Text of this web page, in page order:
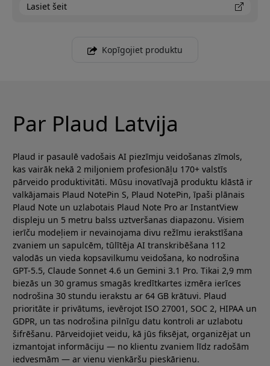
Lasiet šeit
Kopīgojiet produktu
Par Plaud Latvija
Plaud ir pasaulē vadošais AI piezīmju veidošanas zīmols,
kas vairāk nekā 2 miljoniem profesionāļu 170+ valstīs
pārveido produktivitāti. Mūsu inovatīvajā produktu klāstā ir
valkājamais Plaud NotePin S, Plaud NotePin, īpaši plānais
Plaud Note un uzlabotais Plaud Note Pro ar InstantView
displeju un 5 metru balss uztveršanas diapazonu. Visiem
ierīču modeļiem ir nevainojama divu režīmu ierakstīšana
zvaniem un sapulcēm, tūlītēja AI transkribēšana 112
valodās un vieda kopsavilkumu veidošana, ko nodrošina
GPT-5.5, Claude Sonnet 4.6 un Gemini 3.1 Pro. Tikai 2,9 mm
biezās un 30 gramus smagās kredītkartes izmēra ierīces
nodrošina 30 stundu ierakstu ar 64 GB krātuvi. Plaud
prioritāte ir privātums, ievērojot ISO 27001, SOC 2, HIPAA un
GDPR, un tas nodrošina pilnīgu datu kontroli ar uzlabotu
šifrēšanu. Pārveidojiet veidu, kā jūs fiksējat, organizējat un
izmantojat informāciju — no klientu zvaniem līdz radošām
iedvesmām — ar vienu vienkāršu pieskārienu.